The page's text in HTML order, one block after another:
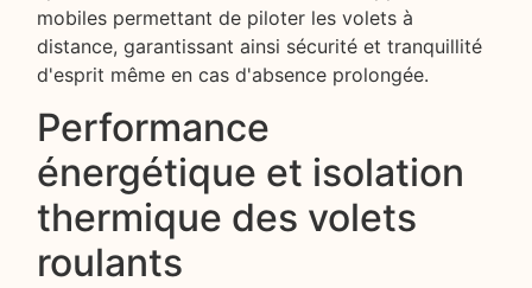
mobiles permettant de piloter les volets à
distance, garantissant ainsi sécurité et tranquillité
d'esprit même en cas d'absence prolongée.
Performance
énergétique et isolation
thermique des volets
roulants